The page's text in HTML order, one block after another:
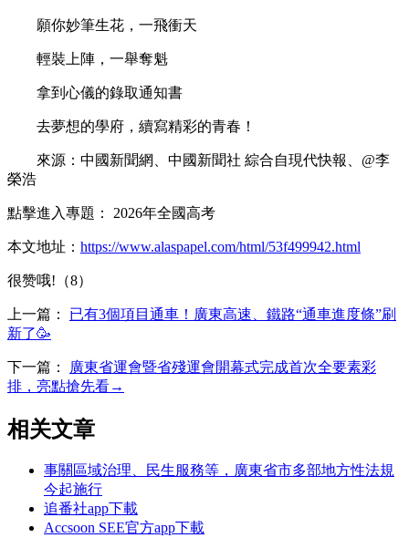
願你妙筆生花，一飛衝天
輕裝上陣，一舉奪魁
拿到心儀的錄取通知書
去夢想的學府，續寫精彩的青春！
來源：中國新聞網、中國新聞社 綜合自現代快報、@李
榮浩
點擊進入專題： 2026年全國高考
本文地址： https://www.alaspapel.com/html/53f499942.html
很赞哦!（8）
上一篇： 已有3個項目通車！廣東高速、鐵路“通車進度條”刷
新了🥳
下一篇：
廣東省運會暨省殘運會開幕式完成首次全要素彩
排，亮點搶先看→
相关文章
事關區域治理、民生服務等，廣東省市多部地方性法規
今起施行
追番社app下載
Accsoon SEE官方app下載